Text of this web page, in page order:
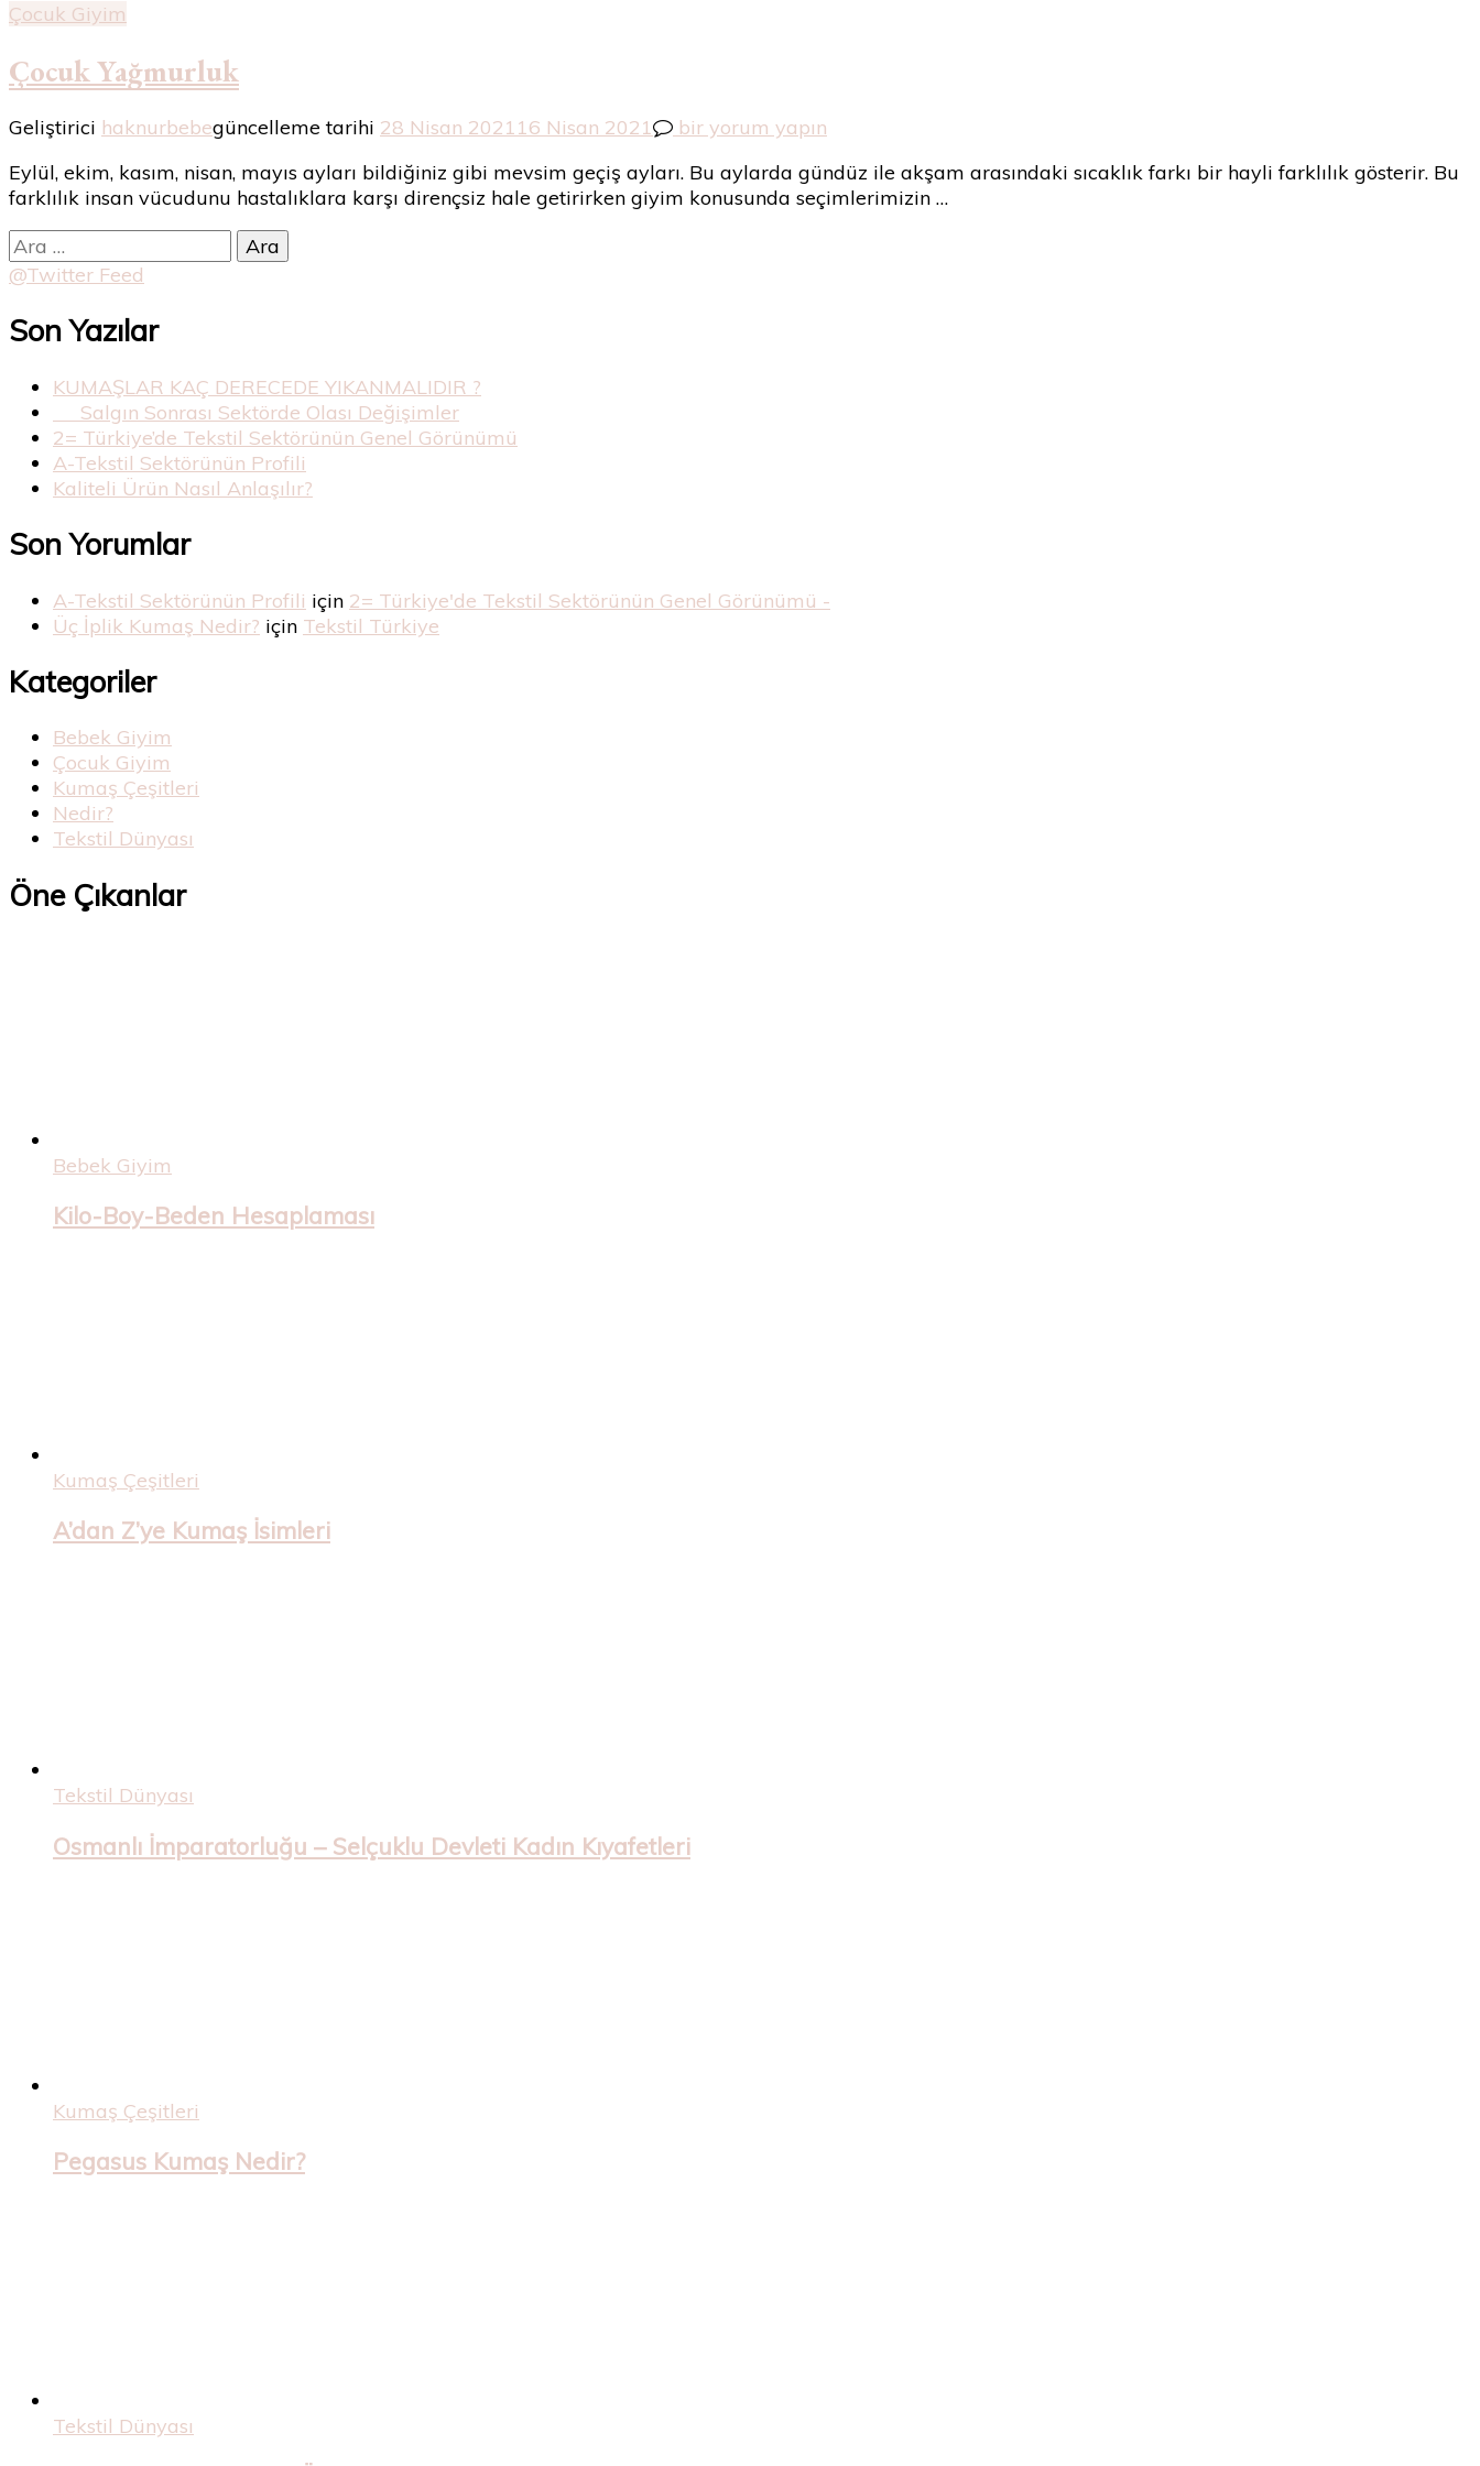
Çocuk Giyim
Çocuk Yağmurluk
Geliştirici haknurbebegüncelleme tarihi 28 Nisan 202116 Nisan 2021
Çocuk
için
bir yorum yapın
Eylül, ekim, kasım, nisan, mayıs ayları bildiğiniz gibi mevsim geçiş ayları. Bu aylarda gündüz ile akşam arasındaki sıcaklık farkı bir hayli farklılık gösterir. Bu
farklılık insan vücudunu hastalıklara karşı dirençsiz hale getirirken giyim konusunda seçimlerimizin …
Arama:
@Twitter Feed
Son Yazılar
KUMAŞLAR KAÇ DERECEDE YIKANMALIDIR ?
Salgın Sonrası Sektörde Olası Değişimler
2= Türkiye’de Tekstil Sektörünün Genel Görünümü
A-Tekstil Sektörünün Profili
Kaliteli Ürün Nasıl Anlaşılır?
Son Yorumlar
A-Tekstil Sektörünün Profili için 2= Türkiye'de Tekstil Sektörünün Genel Görünümü -
Üç İplik Kumaş Nedir? için Tekstil Türkiye
Kategoriler
Bebek Giyim
Çocuk Giyim
Kumaş Çeşitleri
Nedir?
Tekstil Dünyası
Öne Çıkanlar
Bebek Giyim
Kilo-Boy-Beden Hesaplaması
Kumaş Çeşitleri
A’dan Z’ye Kumaş İsimleri
Tekstil Dünyası
Osmanlı İmparatorluğu – Selçuklu Devleti Kadın Kıyafetleri
Kumaş Çeşitleri
Pegasus Kumaş Nedir?
Tekstil Dünyası